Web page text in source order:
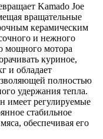
Kamado Joe
вращательные
керамическим
и нежного
мощного мотора
куриное,
и обладает
полностью
удержания тепла.
имеет регулируемые
стабильное
обеспечивая его